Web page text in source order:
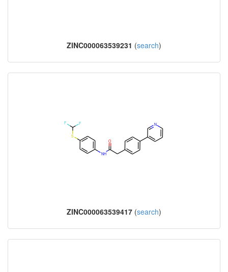
ZINC000063539231 (search)
ZINC000063539417 (search)